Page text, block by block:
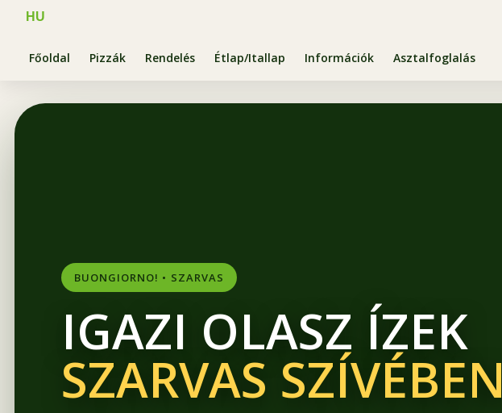
HU
Főoldal Pizzák Rendelés Étlap/Itallap Információk Asztalfoglalás
BUONGIORNO! • SZARVAS
IGAZI OLASZ ÍZEK
SZARVAS SZÍVÉBEN